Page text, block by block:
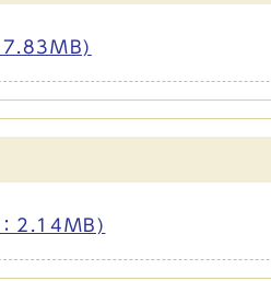
7.83MB)
2.14MB)